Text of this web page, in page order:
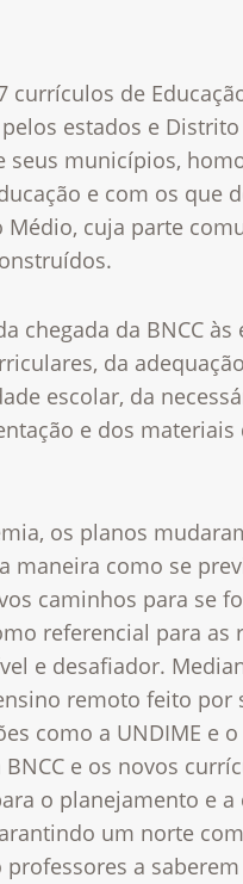
currículos de
estados e Distrito
seus municípios,
e com os que
cuja parte
chegada da BNCC
da
escolar, da
e dos materiais
os planos
maneira como se
caminhos para se
referencial para as
e desafiador.
remoto feito por
como a UNDIME e o
e os novos
o planejamento e a
um norte
a